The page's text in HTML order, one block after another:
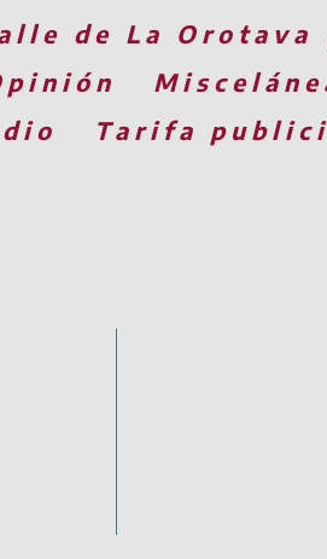
de La Orotava
Tarifa